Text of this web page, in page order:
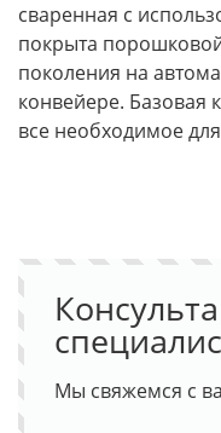
сваренная с
покрыта
поколения на
конвейере. Базовая
все необходимое
Мы свяжемся с